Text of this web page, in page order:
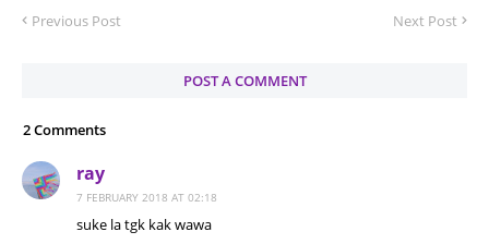
Previous Post Next Post
POST A COMMENT
2 Comments
ray
7 FEBRUARY 2018 AT 02:18
suke la tgk kak wawa